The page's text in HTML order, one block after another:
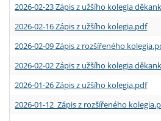
2026-02-23 Zápis z užšího kolegia
2026-02-16 Zápis z užšího kolegia.pdf
2026-02-09 Zápis z rozšířeného
2026-02-02 Zápis z užšího kolegia
2026-01-26 Zápis z užšího kolegia.pdf
2026-01-12 Zápis z rozšířeného